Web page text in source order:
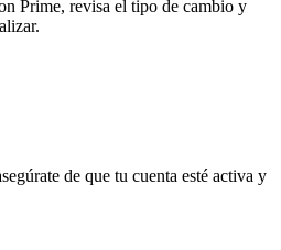
Prime, revisa el tipo de cambio y
de que tu cuenta esté activa y